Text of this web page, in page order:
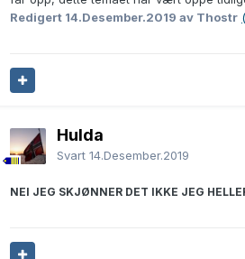
Redigert 14.Desember.2019 av Thostr
Hulda
Svart 14.Desember.2019
NEI JEG SKJØNNER DET IKKE JEG